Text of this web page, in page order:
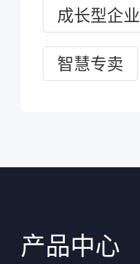
成长型企业
智慧专卖
产品中心